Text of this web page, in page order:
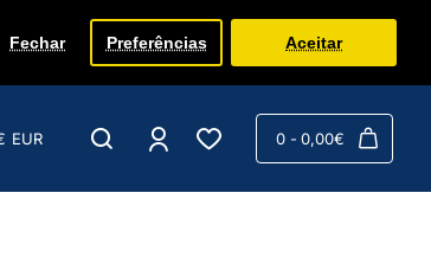
Fechar Preferências Aceitar
EUR 0 - 0,00€